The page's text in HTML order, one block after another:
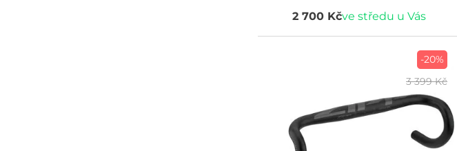
2 700 Kčve středu u Vás
-20%
3 399 Kč